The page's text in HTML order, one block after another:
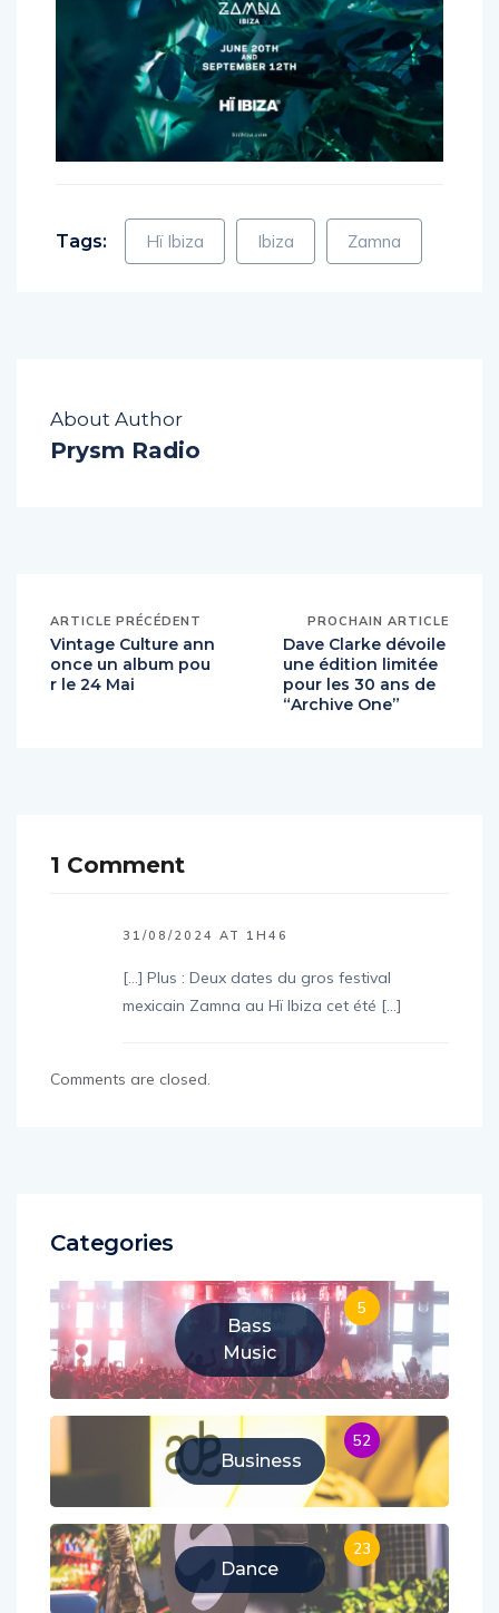
Hï Ibiza Ibiza Zamna
About Author
ARTICLE PRÉCÉDENT
Vintage Culture ann
once un album pou
PROCHAIN ARTICLE
Dave Clarke dévoile
une édition limitée
pour les 30 ans de
[…] Plus : Deux dates du gros festival
Bass
Music
5
Business
52
Dance
23